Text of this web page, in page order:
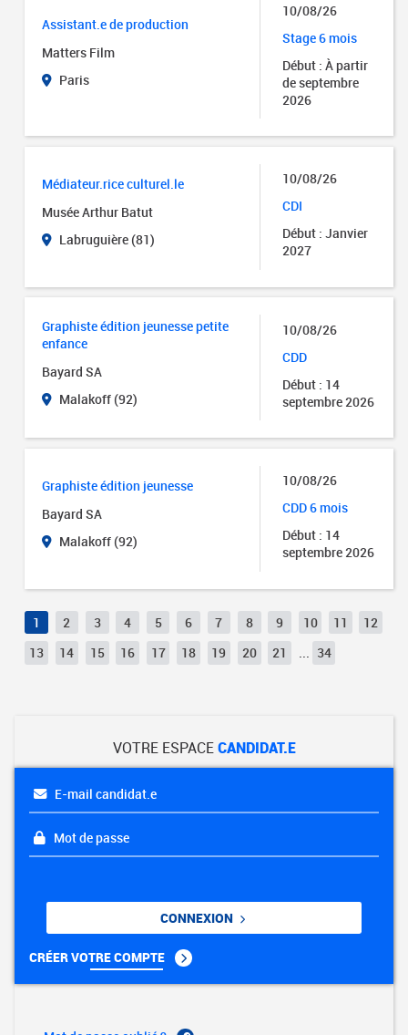
Assistant.e de production
Matters Film
Paris
10/08/26
Stage 6 mois
Début : À partir
de septembre
2026
Médiateur.rice culturel.le
Musée Arthur Batut
Labruguière (81)
10/08/26
CDI
Début : Janvier
2027
Graphiste édition jeunesse petite
enfance
Bayard SA
Malakoff (92)
10/08/26
CDD
Début : 14
septembre 2026
Graphiste édition jeunesse
Bayard SA
Malakoff (92)
10/08/26
CDD 6 mois
Début : 14
septembre 2026
1 2 3 4 5 6 7 8 9 10 11
12
13
14 15 16 17 18 19 20 21 ... 34
VOTRE ESPACECANDIDAT.E
E-mail candidat.e
Mot de passe
CONNEXION
CRÉER VOTRE COMPTE